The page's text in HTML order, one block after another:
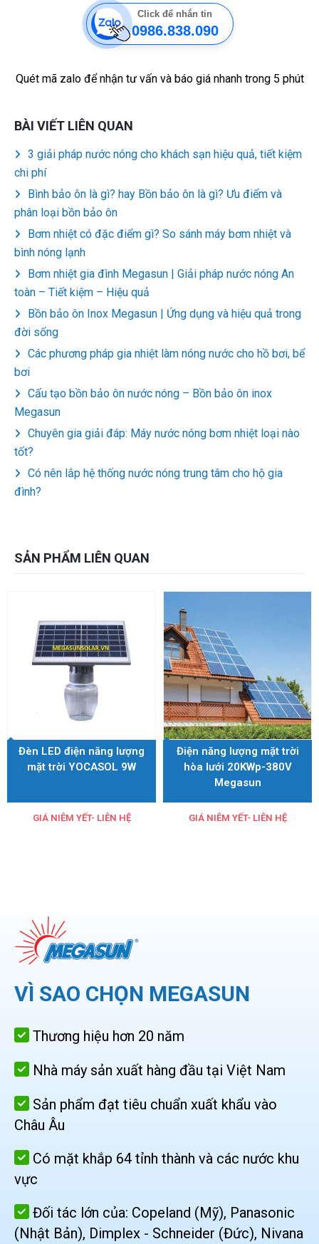
Click để nhắn tin
0986.838.090
Quét mã zalo để nhận tư vấn và báo giá nhanh trong 5 phút
BÀI VIẾT LIÊN QUAN
3 giải pháp nước nóng cho khách sạn hiệu quả, tiết kiệm
chi phí
Bình bảo ôn là gì? hay Bồn bảo ôn là gì? Ưu điểm và
phân loại bồn bảo ôn
Bơm nhiệt có đặc điểm gì? So sánh máy bơm nhiệt và
bình nóng lạnh
Bơm nhiệt gia đình Megasun | Giải pháp nước nóng An
toàn – Tiết kiệm – Hiệu quả
Bồn bảo ôn Inox Megasun | Ứng dụng và hiệu quả trong
đời sống
Các phương pháp gia nhiệt làm nóng nước cho hồ bơi, bể
bơi
Cấu tạo bồn bảo ôn nước nóng – Bồn bảo ôn inox
Megasun
Chuyên gia giải đáp: Máy nước nóng bơm nhiệt loại nào
tốt?
Có nên lắp hệ thống nước nóng trung tâm cho hộ gia
đình?
SẢN PHẨM LIÊN QUAN
Đèn LED điện năng lượng
mặt trời YOCASOL 9W
GIÁ NIÊM YẾT- LIÊN HỆ
Điện năng lượng mặt trời
hòa lưới 20KWp-380V
Megasun
GIÁ NIÊM YẾT- LIÊN HỆ
VÌ SAO CHỌN MEGASUN
Thương hiệu hơn 20 năm
Nhà máy sản xuất hàng đầu tại Việt Nam
Sản phẩm đạt tiêu chuẩn xuất khẩu vào
Châu Âu
Có mặt khắp 64 tỉnh thành và các nước khu
vực
Đối tác lớn của: Copeland (Mỹ), Panasonic
(Nhật Bản), Dimplex - Schneider (Đức), Nivana